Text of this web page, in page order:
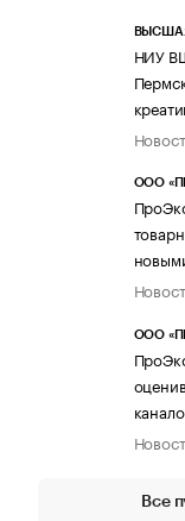
НИУ
ООО
ООО
Все